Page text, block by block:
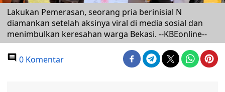
Lakukan Pemerasan, seorang pria berinisial N
diamankan setelah aksinya viral di media sosial dan
menimbulkan keresahan warga Bekasi. --KBEonline--
0 Komentar